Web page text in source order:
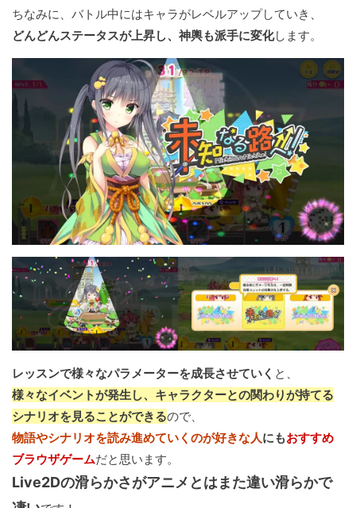
ちなみに、バトル中にはキャラがレベルアップしていき、
どんどんステータスが上昇し、神輿も派手に変化します。
レッスンで様々なパラメーターを成長させていく と、
様々なイベントが発生し、キャラクターとの関わりが持てる
シナリオを見ることができるので、
物語やシナリオを読み進めていくのが好きな人にもおすすめ
ブラウザゲームだと思います。
Live2Dの滑らかさがアニメとはまた違い滑らかで